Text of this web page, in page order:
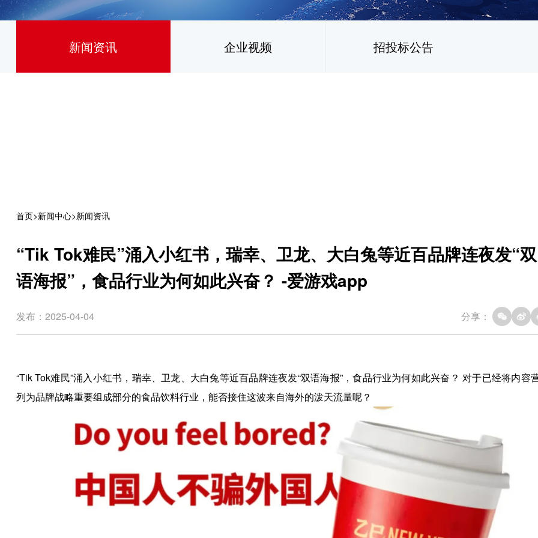
新闻资讯 企业视频 招投标公告
首页>新闻中心>新闻资讯
“Tik Tok难民”涌入小红书，瑞幸、卫龙、大白兔等近百品牌连夜发“双
语海报”，食品行业为何如此兴奋？ -爱游戏app
发布：2025-04-04 分享：
“Tik Tok难民”涌入小红书，瑞幸、卫龙、大白兔等近百品牌连夜发“双语海报”，食品行业为何如此兴奋？ 对于已经将内容
列为品牌战略重要组成部分的食品饮料行业，能否接住这波来自海外的泼天流量呢？